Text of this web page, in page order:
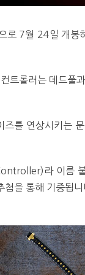
로 7월 24일 개
트롤러는 데드풀
즈를 연상시키는
라 이름
첨을 통해 기증됩